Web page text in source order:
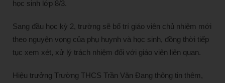
học sinh lớp 8/3.
Sang đầu học kỳ 2, trường sẽ bố trí giáo viên chủ nhiệm mới
theo nguyện vọng của phụ huynh và học sinh, đồng thời tiếp
tục xem xét, xử lý trách nhiệm đối với giáo viên liên quan.
Hiệu trưởng Trường THCS Trần Văn Đang thông tin thêm,